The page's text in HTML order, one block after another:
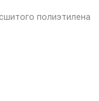
полиэтилена